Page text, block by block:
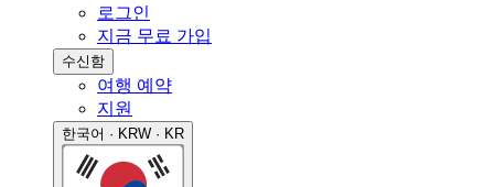
로그인
지금 무료 가입
수신함
여행 예약
지원
한국어 · KRW · KR